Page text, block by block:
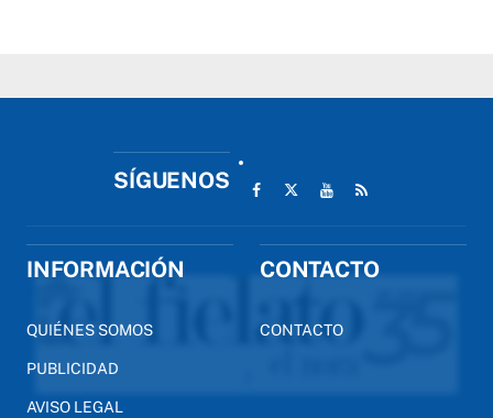
SÍGUENOS
INFORMACIÓN
QUIÉNES SOMOS
PUBLICIDAD
AVISO LEGAL
CONTACTO
CONTACTO